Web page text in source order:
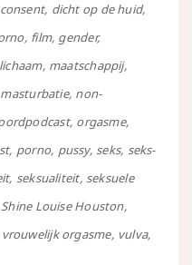
consent dicht op de huid
film gender
lichaam maatschappij
masturbatie non-
orgasme
porno pussy seks seks-
seksualiteit seksuele
Shine Louise Houston
vrouwelijk orgasme vulva